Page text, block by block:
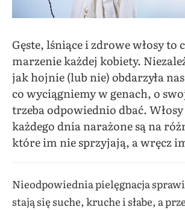
Gęste, lśniące i zdrowe włosy to
marzenie każdej kobiety.
jak hojnie (lub nie) obdarzyła
co wyciągniemy w genach, o
trzeba odpowiednio dbać.
każdego dnia narażone są na
które im nie sprzyjają, a wręcz
Nieodpowiednia pielęgnacja
stają się suche, kruche i słabe, a